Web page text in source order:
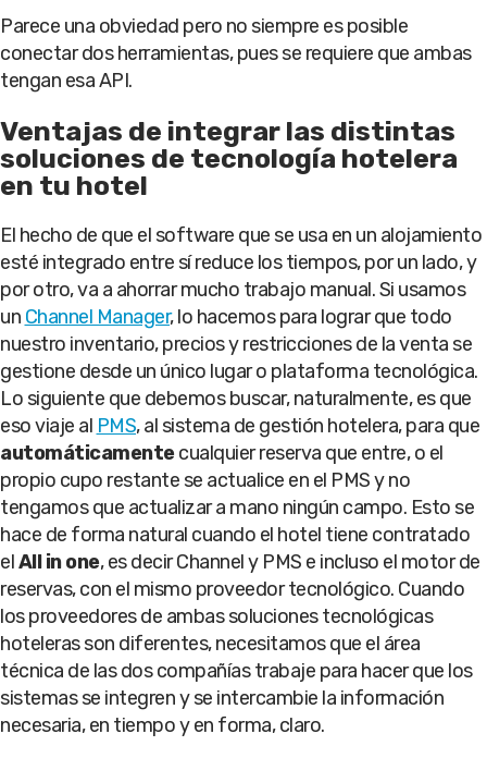
Parece una obviedad pero no siempre es posible
conectar dos herramientas, pues se requiere que ambas
tengan esa API.
Ventajas de integrar las distintas
soluciones de tecnología hotelera
en tu hotel
El hecho de que el software que se usa en un alojamiento
esté integrado entre sí reduce los tiempos, por un lado, y
por otro, va a ahorrar mucho trabajo manual. Si usamos
un Channel Manager, lo hacemos para lograr que todo
nuestro inventario, precios y restricciones de la venta se
gestione desde un único lugar o plataforma tecnológica.
Lo siguiente que debemos buscar, naturalmente, es que
eso viaje al PMS, al sistema de gestión hotelera, para que
automáticamentecualquier reserva que entre, o el
propio cupo restante se actualice en el PMS y no
tengamos que actualizar a mano ningún campo. Esto se
hace de forma natural cuando el hotel tiene contratado
elAll in one, es decir Channel y PMS e incluso el motor de
reservas, con el mismo proveedor tecnológico. Cuando
los proveedores de ambas soluciones tecnológicas
hoteleras son diferentes, necesitamos que el área
técnica de las dos compañías trabaje para hacer que los
sistemas se integren y se intercambie la información
necesaria, en tiempo y en forma, claro.